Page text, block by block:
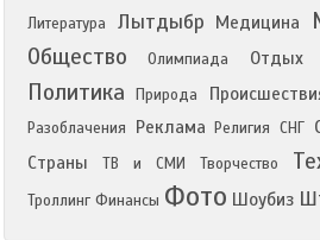
Литература Лытдыбр Медицина
Общество Олимпиада Отдых
Политика Природа
Разоблачения
Реклама Религия СНГ
Страны
ТВ и СМИ Творчество
Троллинг Финансы Фото Шоубиз